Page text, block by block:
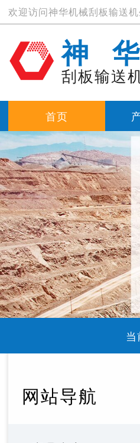
欢迎访问神华机械刮板输送机
神
刮板输送
首页
当
网站导航